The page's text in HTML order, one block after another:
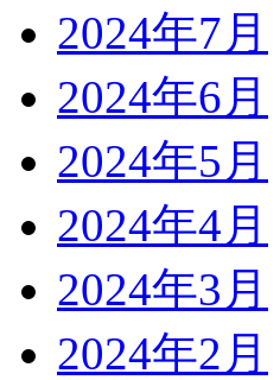
2024年7月
2024年6月
2024年5月
2024年4月
2024年3月
2024年2月